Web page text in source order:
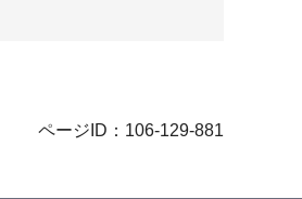
ページID：106-129-881